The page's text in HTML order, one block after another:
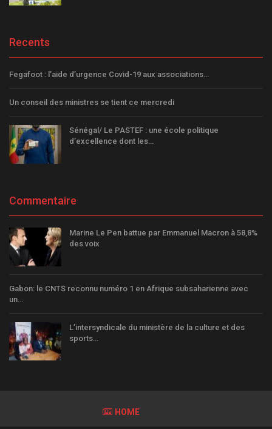
Recents
Fegafoot : l’aide d’urgence Covid-19 aux associations…
Un conseil des ministres se tient ce mercredi
Sénégal/ Le PASTEF : une école politique
d’excellence dont les…
Commentaire
Marine Le Pen battue par Emmanuel Macron à 58,8%
des voix
Gabon: le CNTS reconnu numéro 1 en Afrique subsaharienne avec
un…
L’intersyndicale du ministère de la culture et des
sports…
HOME